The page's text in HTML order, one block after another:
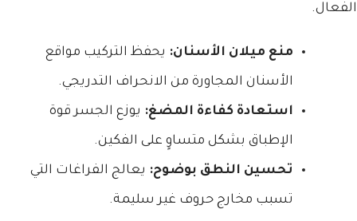
الفعال.
منع ميلان الأسنان: يحفظ التركيب مواقع
الأسنان المجاورة من الانحراف التدريجي.
استعادة كفاءة المضغ: يوزع الجسر قوة
الإطباق بشكل متساوٍ على الفكين.
تحسين النطق بوضوح: يعالج الفراغات التي
تسبب مخارج حروف غير سليمة.